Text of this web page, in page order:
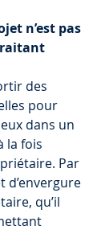
n’est pas
des
pour
dans un
la fois
Par
d’envergure
qu’il